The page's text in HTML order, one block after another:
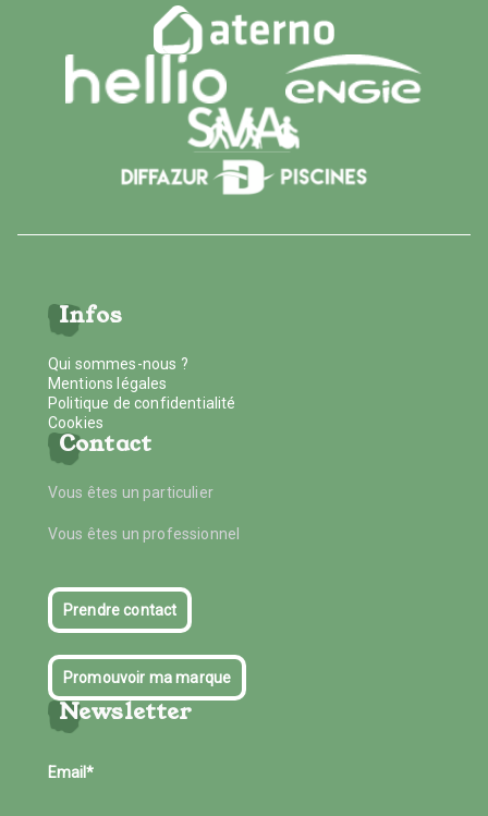
Infos
Qui sommes-nous ?
Mentions légales
Politique de confidentialité
Cookies
Contact
Vous êtes un particulier
Vous êtes un professionnel
Prendre contact
Promouvoir ma marque
Newsletter